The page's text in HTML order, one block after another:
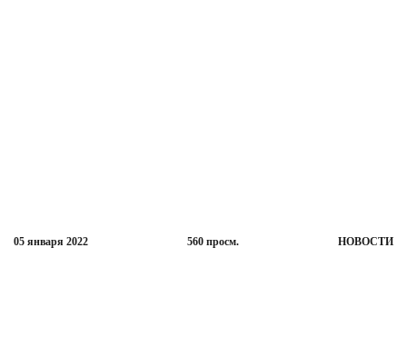
05 января 2022 560 просм. НОВОСТИ